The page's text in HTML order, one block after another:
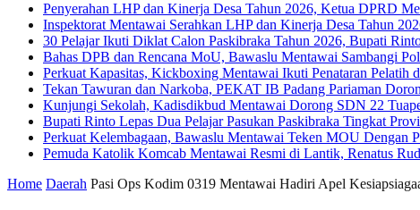
Penyerahan LHP dan Kinerja Desa Tahun 2026, Ketua DPRD
Inspektorat Mentawai Serahkan LHP dan Kinerja Desa Tahun
30 Pelajar Ikuti Diklat Calon Paskibraka Tahun 2026, Bupati
Bahas DPB dan Rencana MoU, Bawaslu Mentawai Sambangi
Perkuat Kapasitas, Kickboxing Mentawai Ikuti Penataran Pelatih
Tekan Tawuran dan Narkoba, PEKAT IB Padang Pariaman
Kunjungi Sekolah, Kadisdikbud Mentawai Dorong SDN 22
Bupati Rinto Lepas Dua Pelajar Pasukan Paskibraka Tingkat
Perkuat Kelembagaan, Bawaslu Mentawai Teken MOU Dengan
Pemuda Katolik Komcab Mentawai Resmi di Lantik, Renatus
Home Daerah Pasi Ops Kodim 0319 Mentawai Hadiri Apel